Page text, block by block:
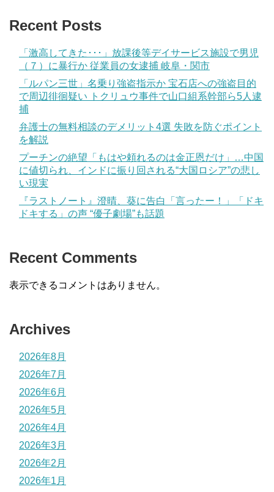
Recent Posts
「激高してきた･･･」放課後等デイサービス施設で男児
（７）に暴行か 従業員の女逮捕 岐阜・関市
「ルパン三世」名乗り強盗指示か 宝石店への強盗目的
で周辺徘徊疑い トクリュウ事件で山口組系幹部ら5人逮
捕
弁護士の無料相談のデメリット4選 失敗を防ぐポイント
を解説
プーチンの絶望「もはや頼れるのは金正恩だけ」…中国
に値切られ、インドに振り回される“大国ロシア”の悲し
い現実
『ラストノート』澄晴、葵に告白「言ったー！」「ドキ
ドキする」の声 “優子劇場”も話題
Recent Comments
表示できるコメントはありません。
Archives
2026年8月
2026年7月
2026年6月
2026年5月
2026年4月
2026年3月
2026年2月
2026年1月